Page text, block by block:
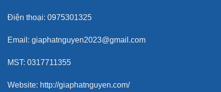
Điện thoại: 0975301325
Email: giaphatnguyen2023@gmail.com
MST: 0317711355
Website: http://giaphatnguyen.com/